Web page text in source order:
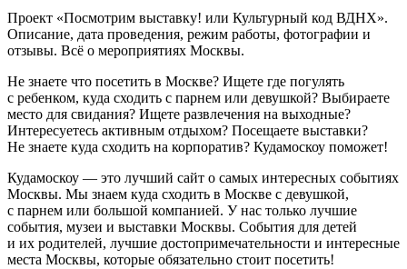
Проект «Посмотрим выставку! или Культурный код ВДНХ».
Описание, дата проведения, режим работы, фотографии и
отзывы. Всё о мероприятиях Москвы.
Не знаете что посетить в Москве? Ищете где погулять
с ребенком, куда сходить с парнем или девушкой? Выбираете
место для свидания? Ищете развлечения на выходные?
Интересуетесь активным отдыхом? Посещаете выставки?
Не знаете куда сходить на корпоратив? Кудамоскоу поможет!
Кудамоскоу — это лучший сайт о самых интересных событиях
Москвы. Мы знаем куда сходить в Москве с девушкой,
с парнем или большой компанией. У нас только лучшие
события, музеи и выставки Москвы. События для детей
и их родителей, лучшие достопримечательности и интересные
места Москвы, которые обязательно стоит посетить!